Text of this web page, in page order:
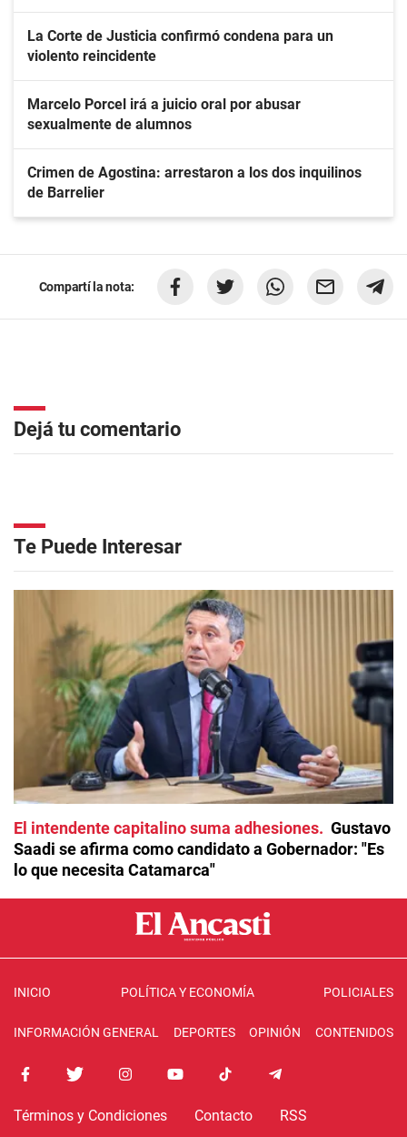
La Corte de Justicia confirmó condena para un
violento reincidente
Marcelo Porcel irá a juicio oral por abusar
sexualmente de alumnos
Crimen de Agostina: arrestaron a los dos inquilinos
de Barrelier
Compartí la nota:
Dejá tu comentario
Te Puede Interesar
El intendente capitalino suma adhesiones
Gustavo
Saadi se afirma como candidato a Gobernador: "Es
lo que necesita Catamarca"
INICIO POLÍTICA Y ECONOMÍA POLICIALES
INFORMACIÓN GENERAL DEPORTES OPINIÓN CONTENIDOS
Términos y Condiciones Contacto RSS